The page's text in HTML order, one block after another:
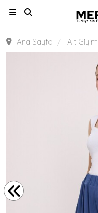
Ana Sayfa Alt Giyim